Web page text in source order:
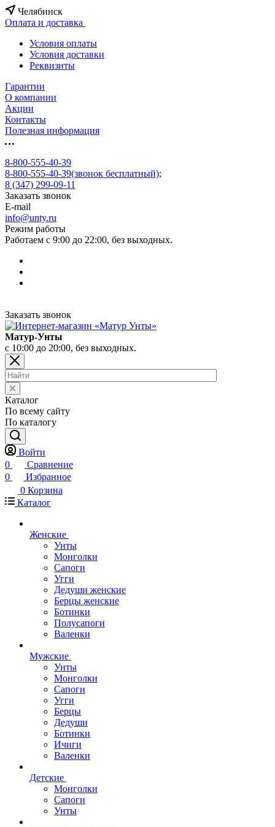
Челябинск
Оплата и доставка
Условия оплаты
Условия доставки
Реквизиты
Гарантии
О компании
Акции
Контакты
Полезная информация
8-800-555-40-39
8-800-555-40-39(звонок бесплатный);
8 (347) 299-09-11
Заказать звонок
E-mail
info@unty.ru
Режим работы
Работаем с 9:00 до 22:00, без выходных.
Заказать звонок
Матур-Унты
с 10:00 до 20:00, без выходных.
Каталог
По всему сайту
По каталогу
Войти
0
Сравнение
0
Избранное
0 Корзина
Каталог
Женские
Унты
Монголки
Сапоги
Угги
Дедуши женские
Берцы женские
Ботинки
Полусапоги
Валенки
Мужские
Унты
Монголки
Сапоги
Угги
Берцы
Дедуши
Ботинки
Ичиги
Валенки
Детские
Монголки
Сапоги
Унты